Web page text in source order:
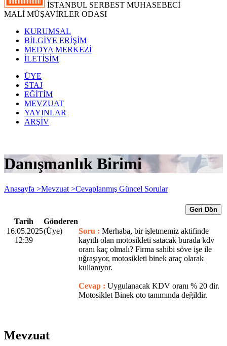
İSTANBUL SERBEST MUHASEBECİ
MALİ MÜŞAVİRLER ODASI
KURUMSAL
BİLGİYE ERİŞİM
MEDYA MERKEZİ
İLETİŞİM
ÜYE
STAJ
EĞİTİM
MEVZUAT
YAYINLAR
ARŞİV
Danışmanlık Birimi
Anasayfa >Mevzuat >Cevaplanmış Güncel Sorular
Geri Dön
Tarih
Gönderen
16.05.2025
12:39
(Üye) Soru : Merhaba, bir işletmemiz aktifinde
kayıtlı olan motosikleti satacak burada kdv
oranı kaç olmalı? Firma sahibi söve işe ile
uğraşıyor, motosikleti binek araç olarak
kullanıyor.
Cevap : Uygulanacak KDV oranı % 20 dir.
Motosiklet Binek oto tanımında değildir.
Mevzuat